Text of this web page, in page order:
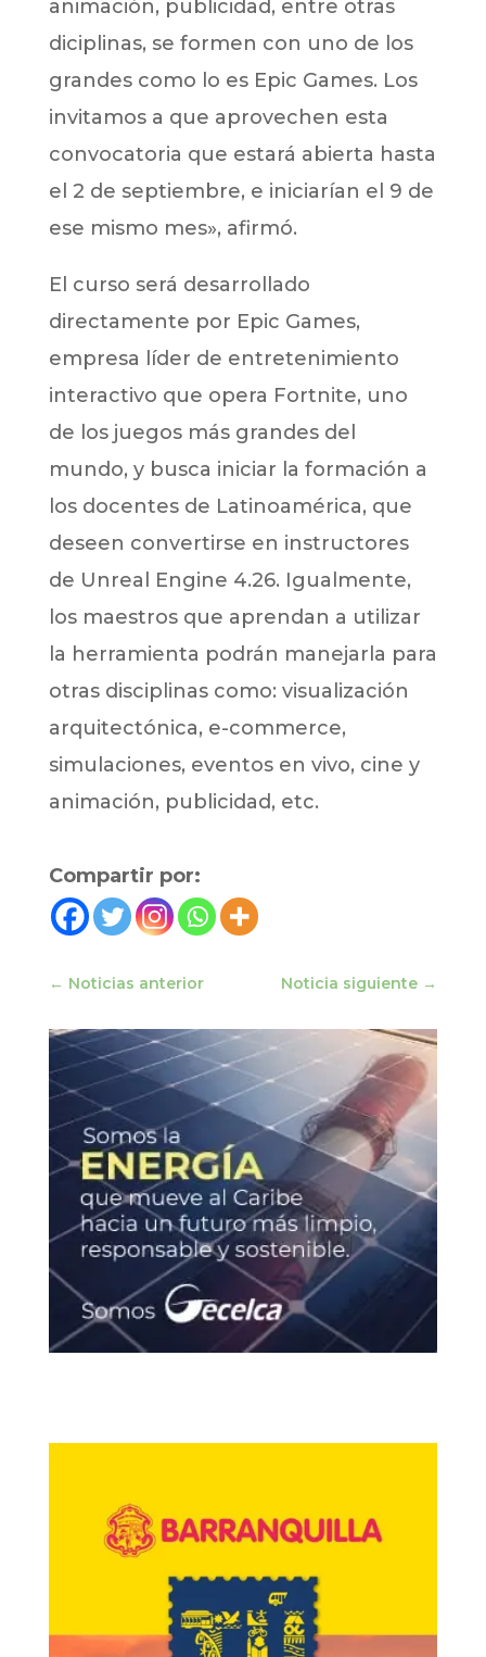
animación, publicidad, entre otras
diciplinas, se formen con uno de los
grandes como lo es Epic Games. Los
invitamos a que aprovechen esta
convocatoria que estará abierta hasta
el 2 de septiembre, e iniciarían el 9 de
ese mismo mes», afirmó.
El curso será desarrollado
directamente por Epic Games,
empresa líder de entretenimiento
interactivo que opera Fortnite, uno
de los juegos más grandes del
mundo, y busca iniciar la formación a
los docentes de Latinoamérica, que
deseen convertirse en instructores
de Unreal Engine 4.26. Igualmente,
los maestros que aprendan a utilizar
la herramienta podrán manejarla para
otras disciplinas como: visualización
arquitectónica, e-commerce,
simulaciones, eventos en vivo, cine y
animación, publicidad, etc.
Compartir por:
← Noticias anterior Noticia siguiente →